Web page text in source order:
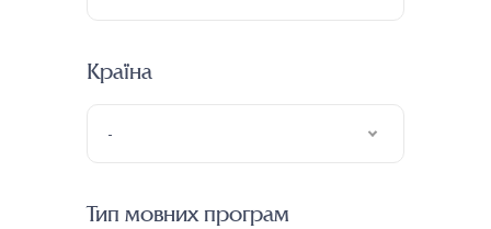
Країна
-
Тип мовних програм